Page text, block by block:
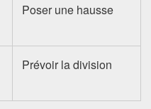
Poser une hausse
Prévoir la division